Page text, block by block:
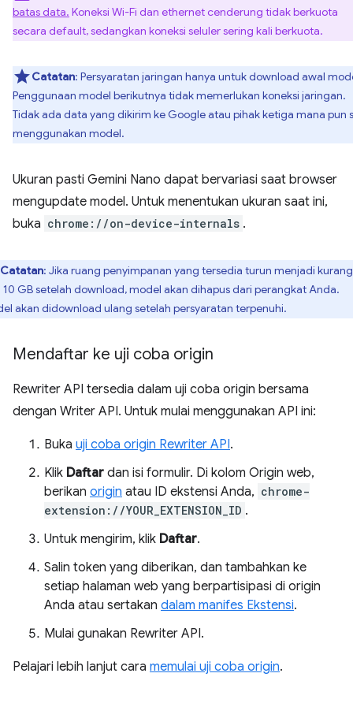
batas data. Koneksi Wi-Fi dan ethernet cenderung tidak berkuota
secara default, sedangkan koneksi seluler sering kali berkuota.
Catatan: Persyaratan jaringan hanya untuk download awal
Penggunaan model berikutnya tidak memerlukan koneksi jaringan.
Tidak ada data yang dikirim ke Google atau pihak ketiga mana pun
menggunakan model.
Ukuran pasti Gemini Nano dapat bervariasi saat browser
mengupdate model. Untuk menentukan ukuran saat ini,
buka chrome://on-device-internals .
Catatan: Jika ruang penyimpanan yang tersedia turun menjadi kurang
10 GB setelah download, model akan dihapus dari perangkat Anda.
akan didownload ulang setelah persyaratan terpenuhi.
Mendaftar ke uji coba origin
Rewriter API tersedia dalam uji coba origin bersama
dengan Writer API. Untuk mulai menggunakan API ini:
Buka uji coba origin Rewriter API.
Klik Daftar dan isi formulir. Di kolom Origin web,
berikan origin atau ID ekstensi Anda, chrome-
extension://YOUR_EXTENSION_ID .
Untuk mengirim, klik Daftar.
Salin token yang diberikan, dan tambahkan ke
setiap halaman web yang berpartisipasi di origin
Anda atau sertakan dalam manifes Ekstensi.
Mulai gunakan Rewriter API.
Pelajari lebih lanjut cara memulai uji coba origin.